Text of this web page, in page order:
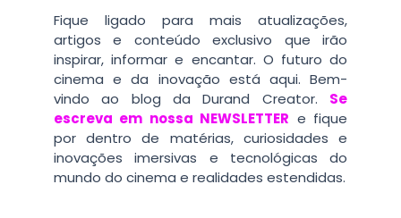
Fique ligado para mais atualizações,
artigos e conteúdo exclusivo que irão
inspirar, informar e encantar. O futuro do
cinema e da inovação está aqui. Bem-
vindo ao blog da Durand Creator. Se
escreva em nossa NEWSLETTER e fique
por dentro de matérias, curiosidades e
inovações imersivas e tecnológicas do
mundo do cinema e realidades estendidas.